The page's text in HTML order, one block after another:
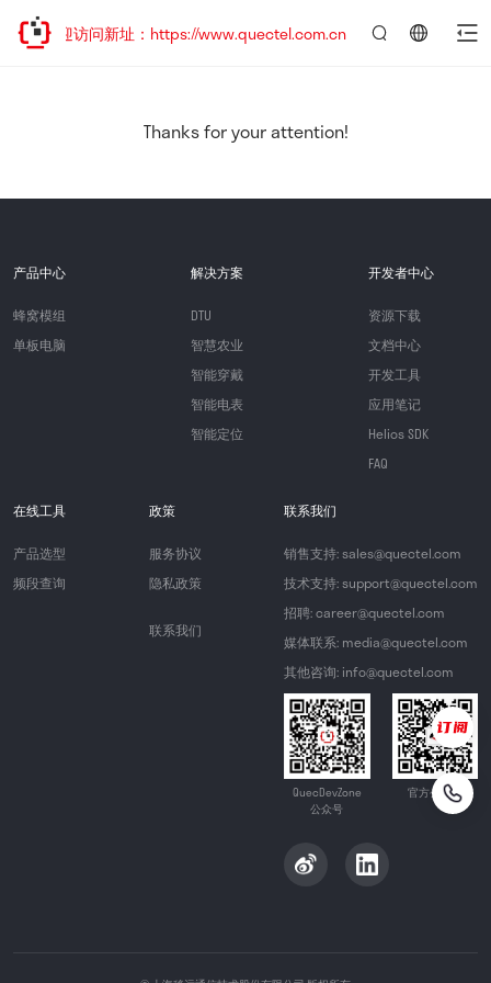
移，欢迎访问新址：https://www.quectel.com.cn
Thanks for your attention!
产品中心
蜂窝模组
单板电脑
解决方案
DTU
智慧农业
智能穿戴
智能电表
智能定位
开发者中心
资源下载
文档中心
开发工具
应用笔记
Helios SDK
FAQ
在线工具
产品选型
频段查询
政策
服务协议
隐私政策
联系我们
联系我们
销售支持: sales@quectel.com
技术支持: support@quectel.com
招聘: career@quectel.com
媒体联系: media@quectel.com
其他咨询: info@quectel.com
QuecDevZone
公众号
官方公众号